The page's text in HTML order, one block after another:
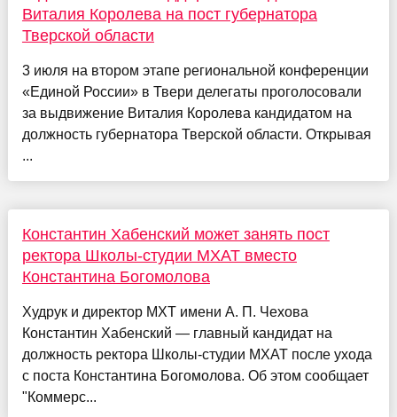
Виталия Королева на пост губернатора
Тверской области
3 июля на втором этапе региональной конференции
«Единой России» в Твери делегаты проголосовали
за выдвижение Виталия Королева кандидатом на
должность губернатора Тверской области. Открывая
...
Константин Хабенский может занять пост
ректора Школы-студии МХАТ вместо
Константина Богомолова
Худрук и директор МХТ имени А. П. Чехова
Константин Хабенский — главный кандидат на
должность ректора Школы-студии МХАТ после ухода
с поста Константина Богомолова. Об этом сообщает
"Коммерс...